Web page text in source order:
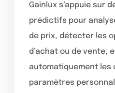
Gainlux s’appuie sur
prédictifs pour
de prix, détecter les
d’achat ou de vente,
automatiquement les
paramètres